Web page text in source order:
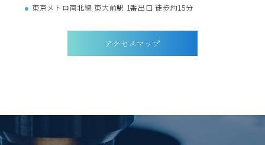
東京メトロ南北線 東大前駅 1番出口 徒歩約15分
アクセスマップ